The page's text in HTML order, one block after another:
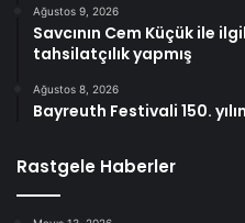
Ağustos 9, 2026
Savcının Cem Küçük ile
tahsilatçılık yapmış
Ağustos 8, 2026
Bayreuth Festivali 150.
Rastgele Haberler